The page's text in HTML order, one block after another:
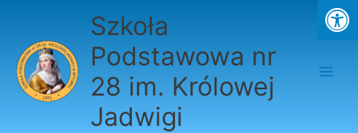
Szkoła
Podstawowa nr
28 im. Królowej
Jadwigi